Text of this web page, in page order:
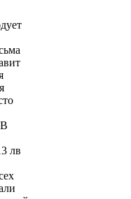
лв